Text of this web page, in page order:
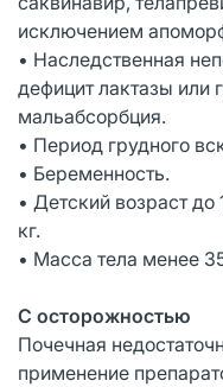
исключением
• Наследственная
дефицит лактазы или
мальабсорбция.
• Период грудного
• Беременность.
• Детский возраст
кг.
• Масса тела менее
С осторожностью
Почечная
применение